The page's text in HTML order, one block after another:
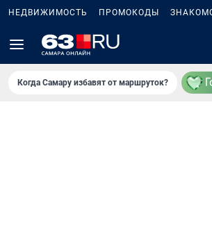
НЕДВИЖИМОСТЬ ПРОМОКОДЫ
Когда Самару избавят от маршруток?